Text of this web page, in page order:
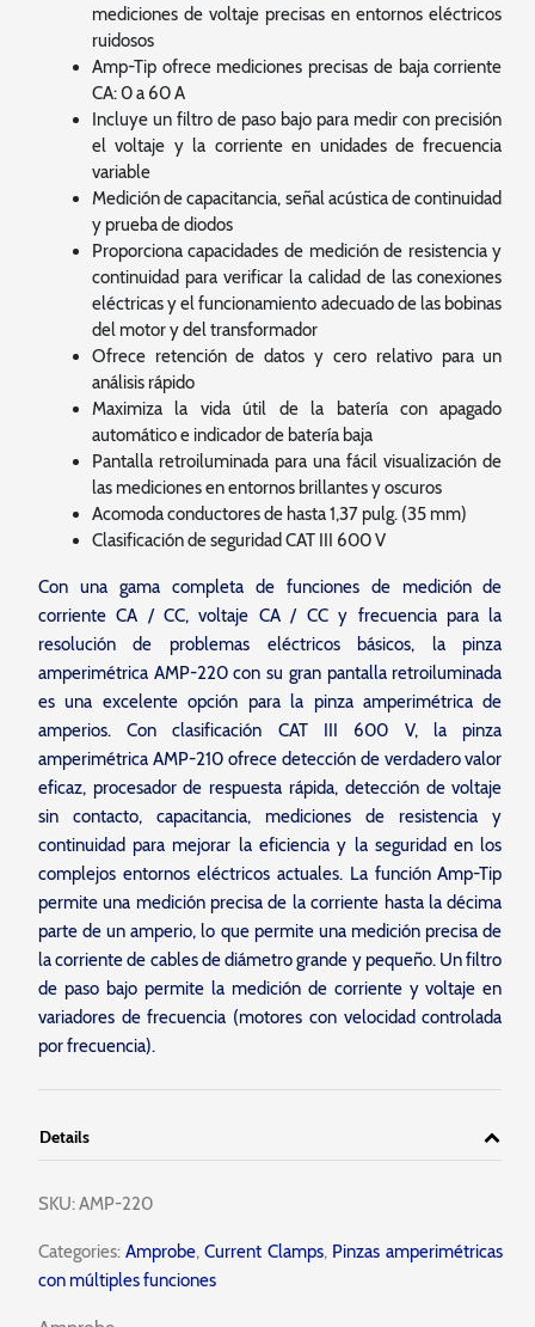
mediciones de voltaje precisas en entornos eléctricos
ruidosos
Amp-Tip ofrece mediciones precisas de baja corriente
CA: 0 a 60 A
Incluye un filtro de paso bajo para medir con precisión
el voltaje y la corriente en unidades de frecuencia
variable
Medición de capacitancia, señal acústica de continuidad
y prueba de diodos
Proporciona capacidades de medición de resistencia y
continuidad para verificar la calidad de las conexiones
eléctricas y el funcionamiento adecuado de las bobinas
del motor y del transformador
Ofrece retención de datos y cero relativo para un
análisis rápido
Maximiza la vida útil de la batería con apagado
automático e indicador de batería baja
Pantalla retroiluminada para una fácil visualización de
las mediciones en entornos brillantes y oscuros
Acomoda conductores de hasta 1,37 pulg. (35 mm)
Clasificación de seguridad CAT III 600 V
Con una gama completa de funciones de medición de
corriente CA / CC, voltaje CA / CC y frecuencia para la
resolución de problemas eléctricos básicos, la pinza
amperimétrica AMP-220 con su gran pantalla retroiluminada
es una excelente opción para la pinza amperimétrica de
amperios. Con clasificación CAT III 600 V, la pinza
amperimétrica AMP-210 ofrece detección de verdadero valor
eficaz, procesador de respuesta rápida, detección de voltaje
sin contacto, capacitancia, mediciones de resistencia y
continuidad para mejorar la eficiencia y la seguridad en los
complejos entornos eléctricos actuales. La función Amp-Tip
permite una medición precisa de la corriente hasta la décima
parte de un amperio, lo que permite una medición precisa de
la corriente de cables de diámetro grande y pequeño. Un filtro
de paso bajo permite la medición de corriente y voltaje en
variadores de frecuencia (motores con velocidad controlada
por frecuencia).
Details
SKU:AMP-220
Categories:Amprobe,Current Clamps, Pinzas amperimétricas
con múltiples funciones